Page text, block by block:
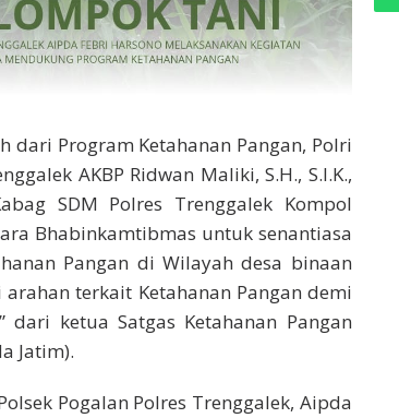
dari Program Ketahanan Pangan, Polri
AKBP Ridwan Maliki, S.H., S.I.K.,
SDM Polres Trenggalek Kompol
Bhabinkamtibmas untuk senantiasa
Pangan di Wilayah desa binaan
terkait Ketahanan Pangan demi
dari ketua Satgas Ketahanan Pangan
Jatim).
Pogalan Polres Trenggalek, Aipda